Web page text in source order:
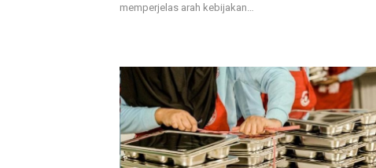
memperjelas arah kebijakan…